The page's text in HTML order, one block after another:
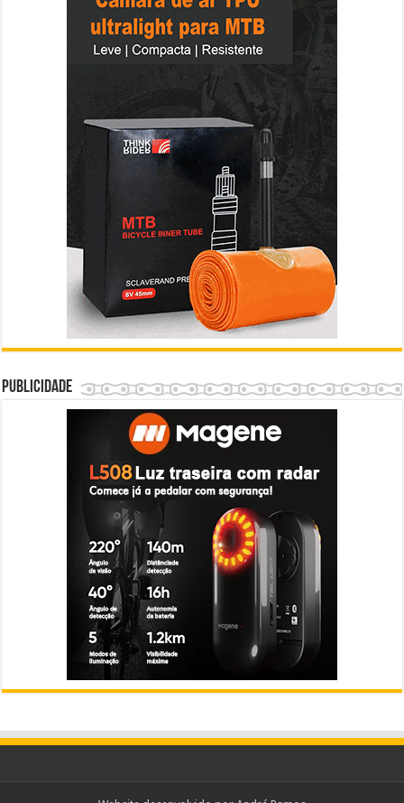
Publicidade